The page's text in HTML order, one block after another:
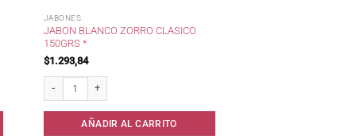
JABONES
JABON BLANCO ZORRO CLASICO
150GRS *
$1.293,84
AÑADIR AL CARRITO